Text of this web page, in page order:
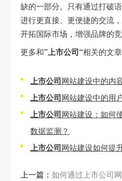
缺的一部分。只有通过打破
进行更直接、更便捷的交流
开拓国际市场，增强品牌的竞
更多和”上市公司“相关的文章
上市公司网站建设中的内
上市公司网站建设中的用
上市公司网站建设：如何
数据监测？
上市公司网站建设如何提
上一篇：如何通过上市公司网